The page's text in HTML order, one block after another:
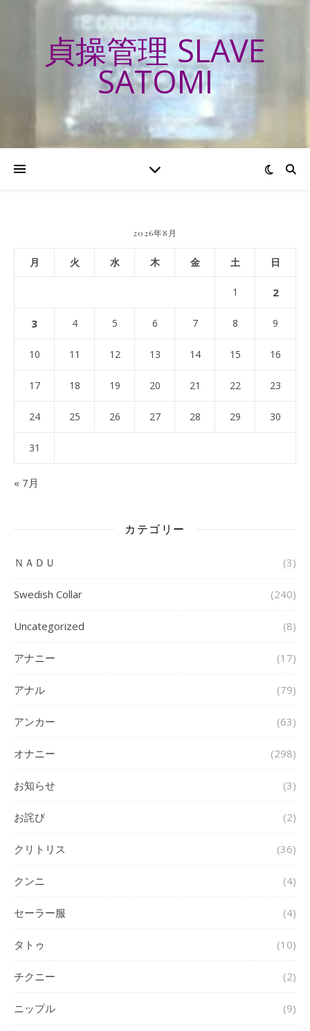
貞操管理 SLAVE
SATOMI
2026年8月
月 火 水 木 金 土 日
1 2
3 4 5 6 7 8 9
10 11 12 13 14 15 16
17 18 19 20 21 22 23
24 25 26 27 28 29 30
31
« 7月
カテゴリー
ＮＡＤＵ (3)
Swedish Collar (240)
Uncategorized (8)
アナニー (17)
アナル (79)
アンカー (63)
オナニー (298)
お知らせ (3)
お詫び (2)
クリトリス (36)
クンニ (4)
セーラー服 (4)
タトゥ (10)
チクニー (2)
ニップル (9)